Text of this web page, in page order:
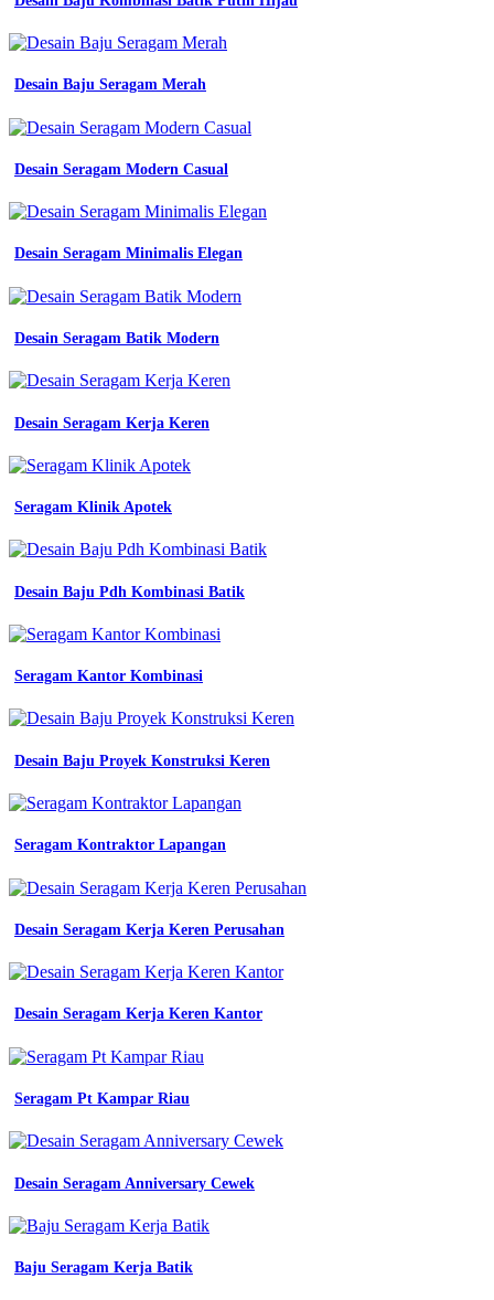
Desain Baju Seragam Merah
Desain Seragam Modern Casual
Desain Seragam Minimalis Elegan
Desain Seragam Batik Modern
Desain Seragam Kerja Keren
Seragam Klinik Apotek
Desain Baju Pdh Kombinasi Batik
Seragam Kantor Kombinasi
Desain Baju Proyek Konstruksi Keren
Seragam Kontraktor Lapangan
Desain Seragam Kerja Keren Perusahan
Desain Seragam Kerja Keren Kantor
Seragam Pt Kampar Riau
Desain Seragam Anniversary Cewek
Baju Seragam Kerja Batik